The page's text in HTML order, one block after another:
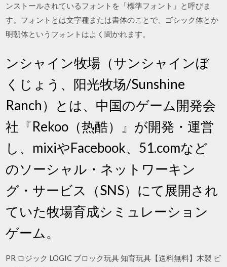
ンストールされているフォントを「標準フォント」と呼びま
す。フォントとは文字種または書体のことで、ゴシック体とか
明朝体というフォントはよく聞かれます。
ンシャイン牧場（サンシャインぼ
くじょう、阳光牧场/Sunshine
Ranch）とは、中国のゲーム開発会
社『Rekoo（热酷）』が開発・運営
し、mixiやFacebook、51.comなど
のソーシャル・ネットワーキン
グ・サービス（SNS）にて展開され
ていた牧場育成シミュレーション
ゲーム。
PR ロジック LOGIC ブロック玩具 知育玩具【送料無料】木製 ビ